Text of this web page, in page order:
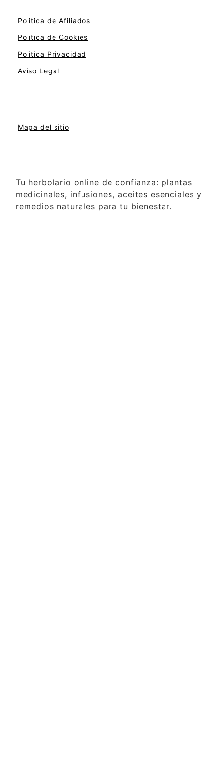
Politica de Afiliados
Politica de Cookies
Politica Privacidad
Aviso Legal
Mapa del sitio
Tu herbolario online de confianza: plantas
medicinales, infusiones, aceites esenciales y
remedios naturales para tu bienestar.